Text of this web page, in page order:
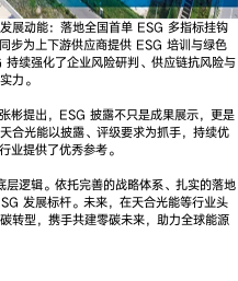
展动能：落地全国首单 ESG 多指标挂钩
步为上下游供应商提供 ESG 培训与绿色
续强化了企业风险研判、供应链抗风险与
力。
彬提出，ESG 披露不只是成果展示，更是
合光能以披露、评级要求为抓手，持续优
业提供了优秀参考。
逻辑。依托完善的战略体系、扎实的落地
发展标杆。未来，在天合光能等行业头
转型，携手共建零碳未来，助力全球能源